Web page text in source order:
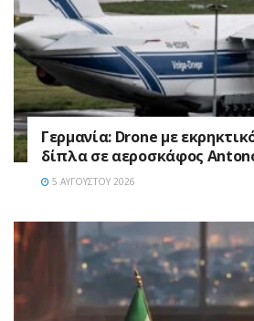
Γερμανία: Drone με
δίπλα σε αεροσκάφος
5 ΑΥΓΟΎΣΤΟΥ 2026